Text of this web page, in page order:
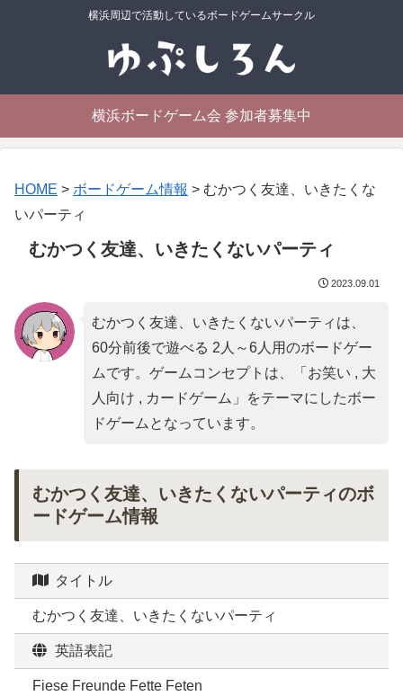
横浜周辺で活動しているボードゲームサークル
横浜ボードゲーム会 参加者募集中
HOME > ボードゲーム情報 > むかつく友達、いきたくな
いパーティ
むかつく友達、いきたくないパーティ
2023.09.01
むかつく友達、いきたくないパーティは、
60分前後で遊べる 2人～6人用のボードゲー
ムです。ゲームコンセプトは、「 お笑い , 大
人向け , カードゲーム 」をテーマにしたボー
ドゲームとなっています。
むかつく友達、いきたくないパーティのボ
ードゲーム情報
タイトル
むかつく友達、いきたくないパーティ
英語表記
Fiese Freunde Fette Feten